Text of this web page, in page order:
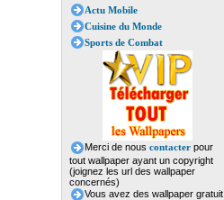
Actu Mobile
Cuisine du Monde
Sports de Combat
Merci de nous contacterpour
tout wallpaper ayant un copyright
(joignez les url des wallpaper
concernés)
Vous avez des wallpaper gratuit